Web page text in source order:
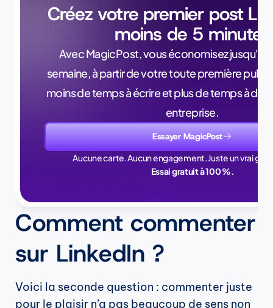
Créez votre premier post
moins de 5 minutes
Avec MagicPost, vous économisez jusqu'à
semaine, à partir de votre toute première
moins de temps à écrire et plus de temps à
entreprise.
Essayer MagicPost
Aucune carte. Aucun engagement. Juste un vrai
Essai gratuit à 100 %.
Comment commenter
sur LinkedIn ?
Voici la seconde question : commenter juste
pour le plaisir n’a pas beaucoup de sens non